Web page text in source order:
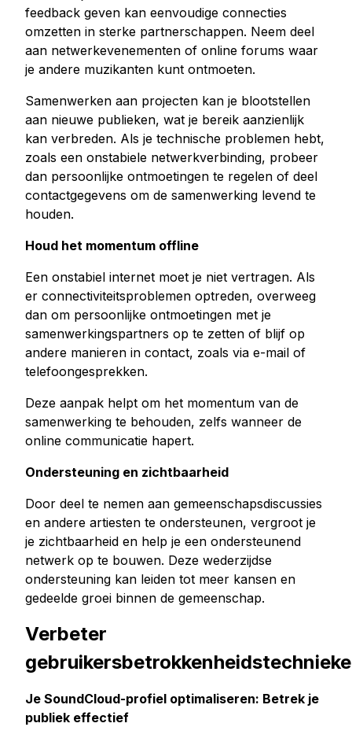
feedback geven kan eenvoudige connecties
omzetten in sterke partnerschappen. Neem deel
aan netwerkevenementen of online forums waar
je andere muzikanten kunt ontmoeten.
Samenwerken aan projecten kan je blootstellen
aan nieuwe publieken, wat je bereik aanzienlijk
kan verbreden. Als je technische problemen hebt,
zoals een onstabiele netwerkverbinding, probeer
dan persoonlijke ontmoetingen te regelen of deel
contactgegevens om de samenwerking levend te
houden.
Houd het momentum offline
Een onstabiel internet moet je niet vertragen. Als
er connectiviteitsproblemen optreden, overweeg
dan om persoonlijke ontmoetingen met je
samenwerkingspartners op te zetten of blijf op
andere manieren in contact, zoals via e-mail of
telefoongesprekken.
Deze aanpak helpt om het momentum van de
samenwerking te behouden, zelfs wanneer de
online communicatie hapert.
Ondersteuning en zichtbaarheid
Door deel te nemen aan gemeenschapsdiscussies
en andere artiesten te ondersteunen, vergroot je
je zichtbaarheid en help je een ondersteunend
netwerk op te bouwen. Deze wederzijdse
ondersteuning kan leiden tot meer kansen en
gedeelde groei binnen de gemeenschap.
Verbeter
Je SoundCloud-profiel optimaliseren: Betrek je
publiek effectief